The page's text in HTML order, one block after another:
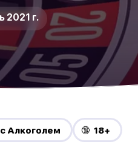
г.
Алкоголем 🔞 18+